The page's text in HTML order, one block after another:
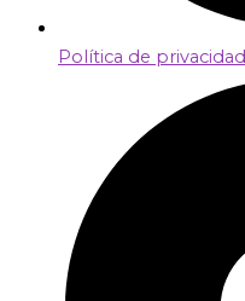
Política de privacidad